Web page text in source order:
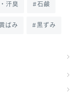
汗臭 石鹸
ばみ 黒ずみ